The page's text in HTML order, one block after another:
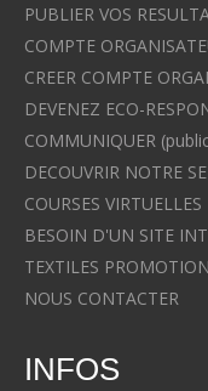
PUBLIER VOS
COMPTE
CREER COMPTE
DEVENEZ ECO-
COMMUNIQUER
DECOUVRIR NOTRE
COURSES VIRTUELLES
BESOIN D'UN SITE
TEXTILES
NOUS CONTACTER
INFOS